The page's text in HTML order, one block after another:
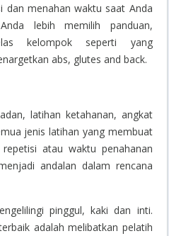
dan menahan waktu saat Anda
lebih memilih panduan,
kelompok seperti yang
abs, glutes and back.
latihan ketahanan, angkat
jenis latihan yang membuat
atau waktu penahanan
andalan dalam rencana
pinggul, kaki dan inti.
adalah melibatkan pelatih